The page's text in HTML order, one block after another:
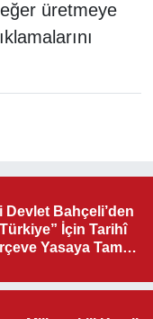
üretmeye
Devlet Bahçeli’den
İçin Tarihî
Yasaya Tam